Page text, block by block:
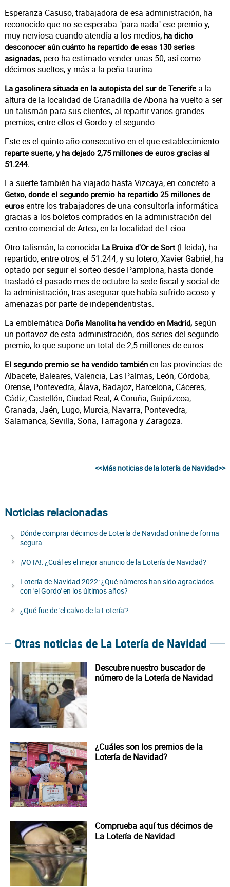
Esperanza Casuso, trabajadora de esa administración, ha
reconocido que no se esperaba "para nada" ese premio y,
muy nerviosa cuando atendía a los medios, ha dicho
desconocer aún cuánto ha repartido de esas 130 series
asignadas, pero ha estimado vender unas 50, así como
décimos sueltos, y más a la peña taurina.
La gasolinera situada en la autopista del sur de Tenerifea la
altura de la localidad de Granadilla de Abona ha vuelto a ser
un talismán para sus clientes, al repartir varios grandes
premios, entre ellos el Gordo y el segundo.
Este es el quinto año consecutivo en el que establecimiento
reparte suerte, y ha dejado 2,75 millones de euros gracias al
51.244.
La suerte también ha viajado hasta Vizcaya, en concreto a
Getxo, donde el segundo premio ha repartido 25 millones de
eurosentre los trabajadores de una consultoría informática
gracias a los boletos comprados en la administración del
centro comercial de Artea, en la localidad de Leioa.
Otro talismán, la conocida La Bruixa d'Or de Sort (Lleida), ha
repartido, entre otros, el 51.244, y su lotero, Xavier Gabriel, ha
optado por seguir el sorteo desde Pamplona, hasta donde
trasladó el pasado mes de octubre la sede fiscal y social de
la administración, tras asegurar que había sufrido acoso y
amenazas por parte de independentistas.
La emblemática Doña Manolita ha vendido en Madrid,según
un portavoz de esta administración, dos series del segundo
premio, lo que supone un total de 2,5 millones de euros.
El segundo premio se ha vendido también en las provincias de
Albacete, Baleares, Valencia, Las Palmas, León, Córdoba,
Orense, Pontevedra, Álava, Badajoz, Barcelona, Cáceres,
Cádiz, Castellón, Ciudad Real, A Coruña, Guipúzcoa,
Granada, Jaén, Lugo, Murcia, Navarra, Pontevedra,
Salamanca, Sevilla, Soria, Tarragona y Zaragoza.
<<Más noticias de la lotería de Navidad>>
Noticias relacionadas
Dónde comprar décimos de Lotería de Navidad online de forma
segura
¡VOTA!: ¿Cuál es el mejor anuncio de la Lotería de Navidad?
Lotería de Navidad 2022: ¿Qué números han sido agraciados
con 'el Gordo' en los últimos años?
¿Qué fue de 'el calvo de la Lotería'?
Otras noticias de La Lotería de Navidad
Descubre nuestro buscador de
número de la Lotería de Navidad
¿Cuáles son los premios de la
Lotería de Navidad?
Comprueba aquí tus décimos de
La Lotería de Navidad